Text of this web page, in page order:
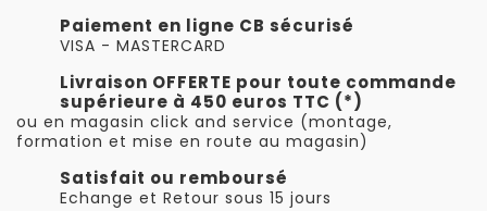
Paiement en ligne CB sécurisé
VISA - MASTERCARD
Livraison OFFERTE pour toute commande
supérieure à 450 euros TTC (*)
ou en magasin click and service (montage,
formation et mise en route au magasin)
Satisfait ou remboursé
Echange et Retour sous 15 jours